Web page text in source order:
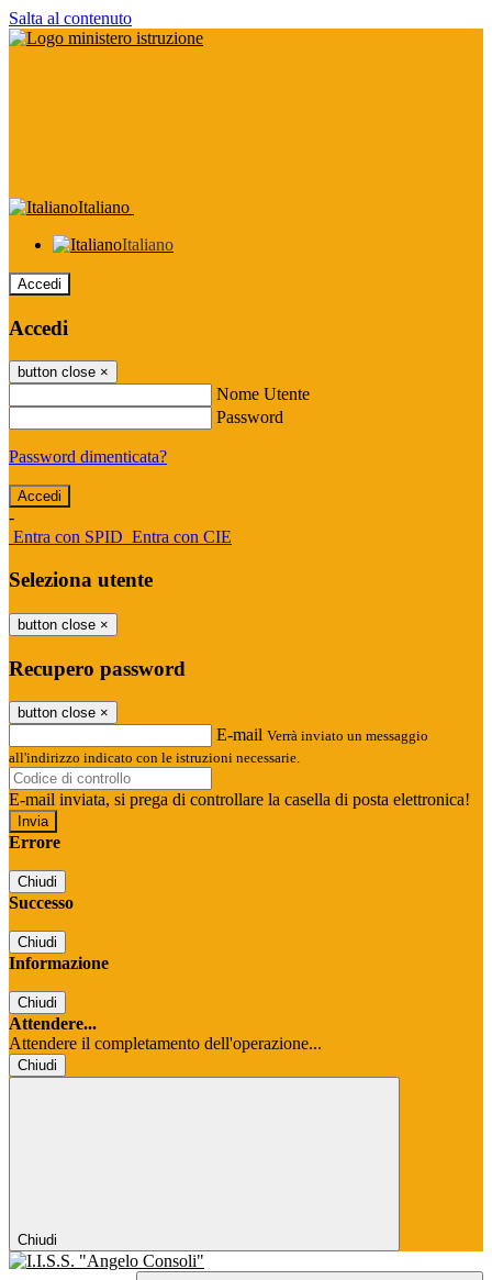
Salta al contenuto
Italiano
Italiano
Accedi
Accedi
button close ×
Nome Utente
Password
Password dimenticata?
-
Entra con SPID Entra con CIE
Seleziona utente
button close ×
Recupero password
button close ×
E-mail Verrà inviato un messaggio
all'indirizzo indicato con le istruzioni necessarie.
E-mail inviata, si prega di controllare la casella di posta elettronica!
Errore
Chiudi
Successo
Chiudi
Informazione
Chiudi
Attendere...
Attendere il completamento dell'operazione...
Chiudi
Chiudi